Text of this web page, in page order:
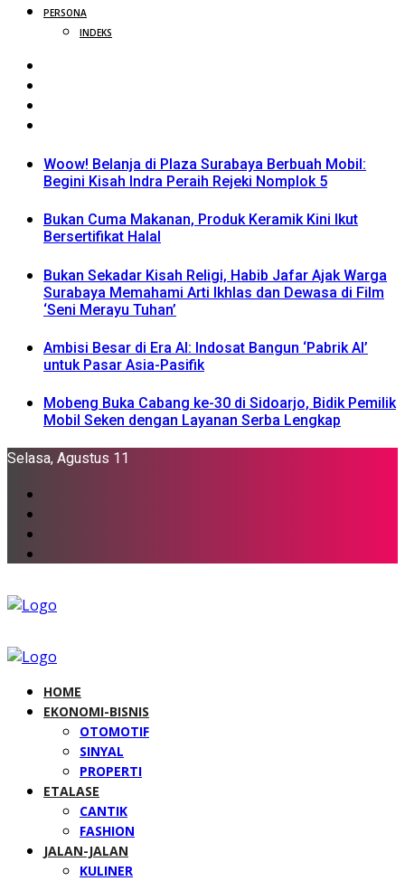
PERSONA
INDEKS
Woow! Belanja di Plaza Surabaya Berbuah Mobil:
Begini Kisah Indra Peraih Rejeki Nomplok 5
Bukan Cuma Makanan, Produk Keramik Kini Ikut
Bersertifikat Halal
Bukan Sekadar Kisah Religi, Habib Jafar Ajak Warga
Surabaya Memahami Arti Ikhlas dan Dewasa di Film
‘Seni Merayu Tuhan’
Ambisi Besar di Era AI: Indosat Bangun ‘Pabrik AI’
untuk Pasar Asia-Pasifik
Mobeng Buka Cabang ke-30 di Sidoarjo, Bidik Pemilik
Mobil Seken dengan Layanan Serba Lengkap
Selasa, Agustus 11
HOME
EKONOMI-BISNIS
OTOMOTIF
SINYAL
PROPERTI
ETALASE
CANTIK
FASHION
JALAN-JALAN
KULINER